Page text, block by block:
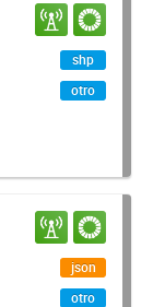
shp
otro
json
otro